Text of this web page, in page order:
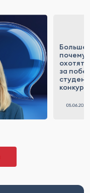
Больше
почему
за